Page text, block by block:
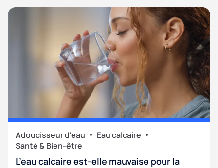
Adoucisseur d'eau
Eau calcaire
Santé & Bien-être
L’eau calcaire est-elle mauvaise pour la